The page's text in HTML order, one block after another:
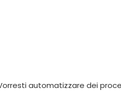
automatizzare dei